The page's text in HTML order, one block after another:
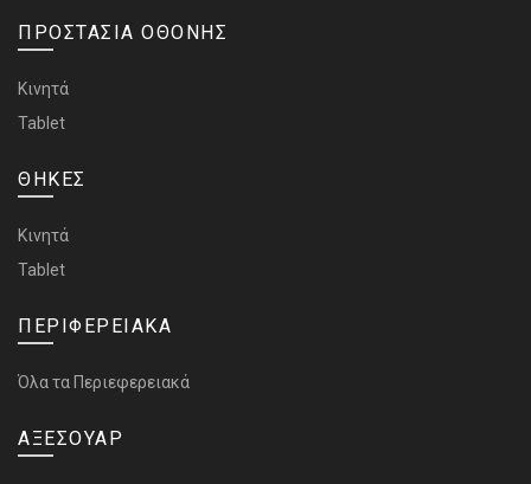
ΠΡΟΣΤΑΣΙΑ ΟΘΟΝΗΣ
Κινητά
Tablet
ΘΗΚΕΣ
Κινητά
Tablet
ΠΕΡΙΦΕΡΕΙΑΚΑ
Όλα τα Περιεφερειακά
ΑΞΕΣΟΥΑΡ